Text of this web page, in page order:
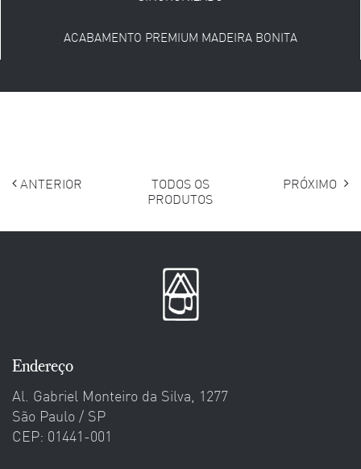
ACABAMENTO PREMIUM MADEIRA BONITA
ANTERIOR
TODOS OS
PRODUTOS
PRÓXIMO
Endereço
Al. Gabriel Monteiro da Silva, 1277
São Paulo / SP
CEP: 01441-001